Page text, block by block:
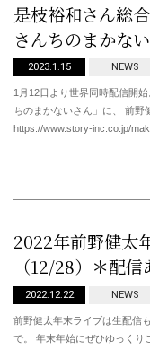
是枝裕和さん総
さんちのまかな
2023.1.15 NEWS
1月12日より世界同時配信開
ちのまかないさん」に、 前
https://www.story-inc.co.jp/
2022年前野健太
（12/28）＊配信
2022.12.22 NEWS
前野健太年末ライブは生配信
で。 年末年始にぜひゆっくり